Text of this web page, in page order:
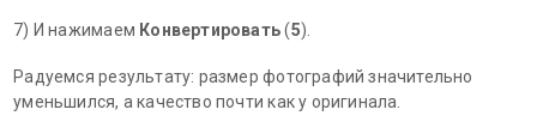
7) И нажимаем Конвертировать(5).
Радуемся результату: размер фотографий значительно
уменьшился, а качество почти как у оригинала.